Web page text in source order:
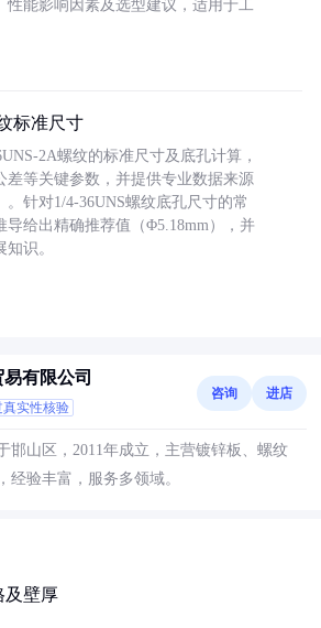
性能影响因素及选型建议，适用于工
标准尺寸
2A螺纹的标准尺寸及底孔计算，
差等关键参数，并提供专业数据来源
。针对1/4-36UNS螺纹底孔尺寸的常
导给出精确推荐值（Φ5.18mm），并
识。
有限公司
真实性核验
咨询 进店
邯山区，2011年成立，主营镀锌板、螺纹
经验丰富，服务多领域。
及壁厚